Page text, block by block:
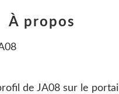
À propos
de JA08 sur le portail